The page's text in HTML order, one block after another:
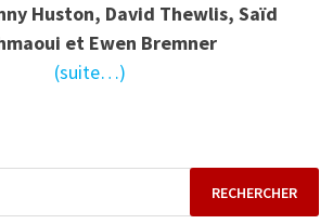
Huston, David Thewlis, Saïd
et Ewen Bremner
(suite…)